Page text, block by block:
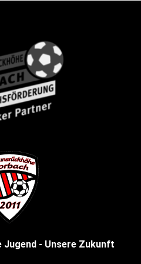
Jugend - Unsere Zukunft